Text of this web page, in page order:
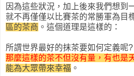
因為這些狀況，加上後來我們想到
就不再僅僅以比賽茶的常勝軍為目
區的茶商 。這個道理是這樣的：
所謂世界最好的抹茶要如何定義呢?
那麼這樣的茶不但沒有量，有也是
能為大眾帶來幸福 。